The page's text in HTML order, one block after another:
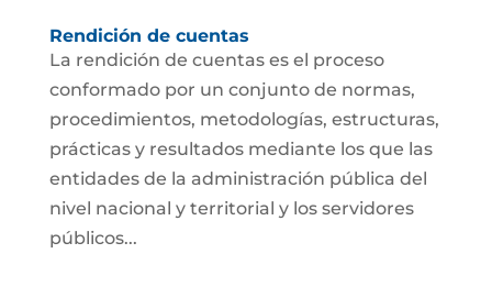
Rendición de cuentas
La rendición de cuentas es el proceso
conformado por un conjunto de normas,
procedimientos, metodologías, estructuras,
prácticas y resultados mediante los que las
entidades de la administración pública del
nivel nacional y territorial y los servidores
públicos...